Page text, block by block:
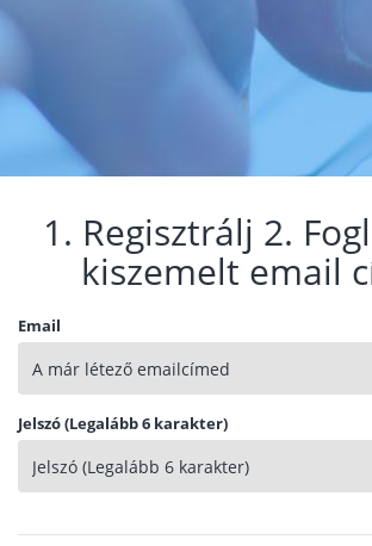
1. Regisztrálj 2.
kiszemelt email
Email
Jelszó (Legalább 6 karakter)